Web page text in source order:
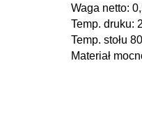
Waga netto:
Temp. druku:
Temp. stołu
Materiał